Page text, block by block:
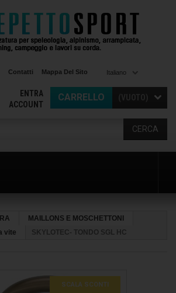
Italiano
Contatti Mappa Del Sito
CARRELLO
ENTRA
ACCOUNT
CERCA
MAILLONS E MOSCHETTONI
vite
SKYLOTEC- TONDO SGL HC
SCALA SCONTI